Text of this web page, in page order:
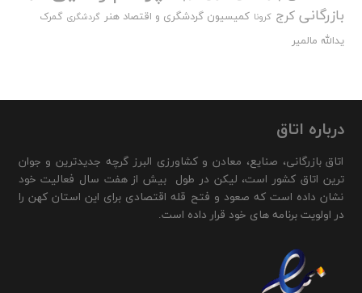
بازرگانی کرج کرونا کمیسیون گردشگری و اقتصاد هنر گردشگری گمرک
یدالله مالمیر
درباره اتاق
اتاق بازرگانی، صنایع، معادن و کشاورزی البرز گرچه جدیدترین و جوان
ترین اتاق کشور است، لیکن در طول بیش از هفت سال فعالیت خود
نشان داده است که صعود و فتح قله اقتصادی برای این استان کهن را
در اولویت برنامه های خود قرار داده است.